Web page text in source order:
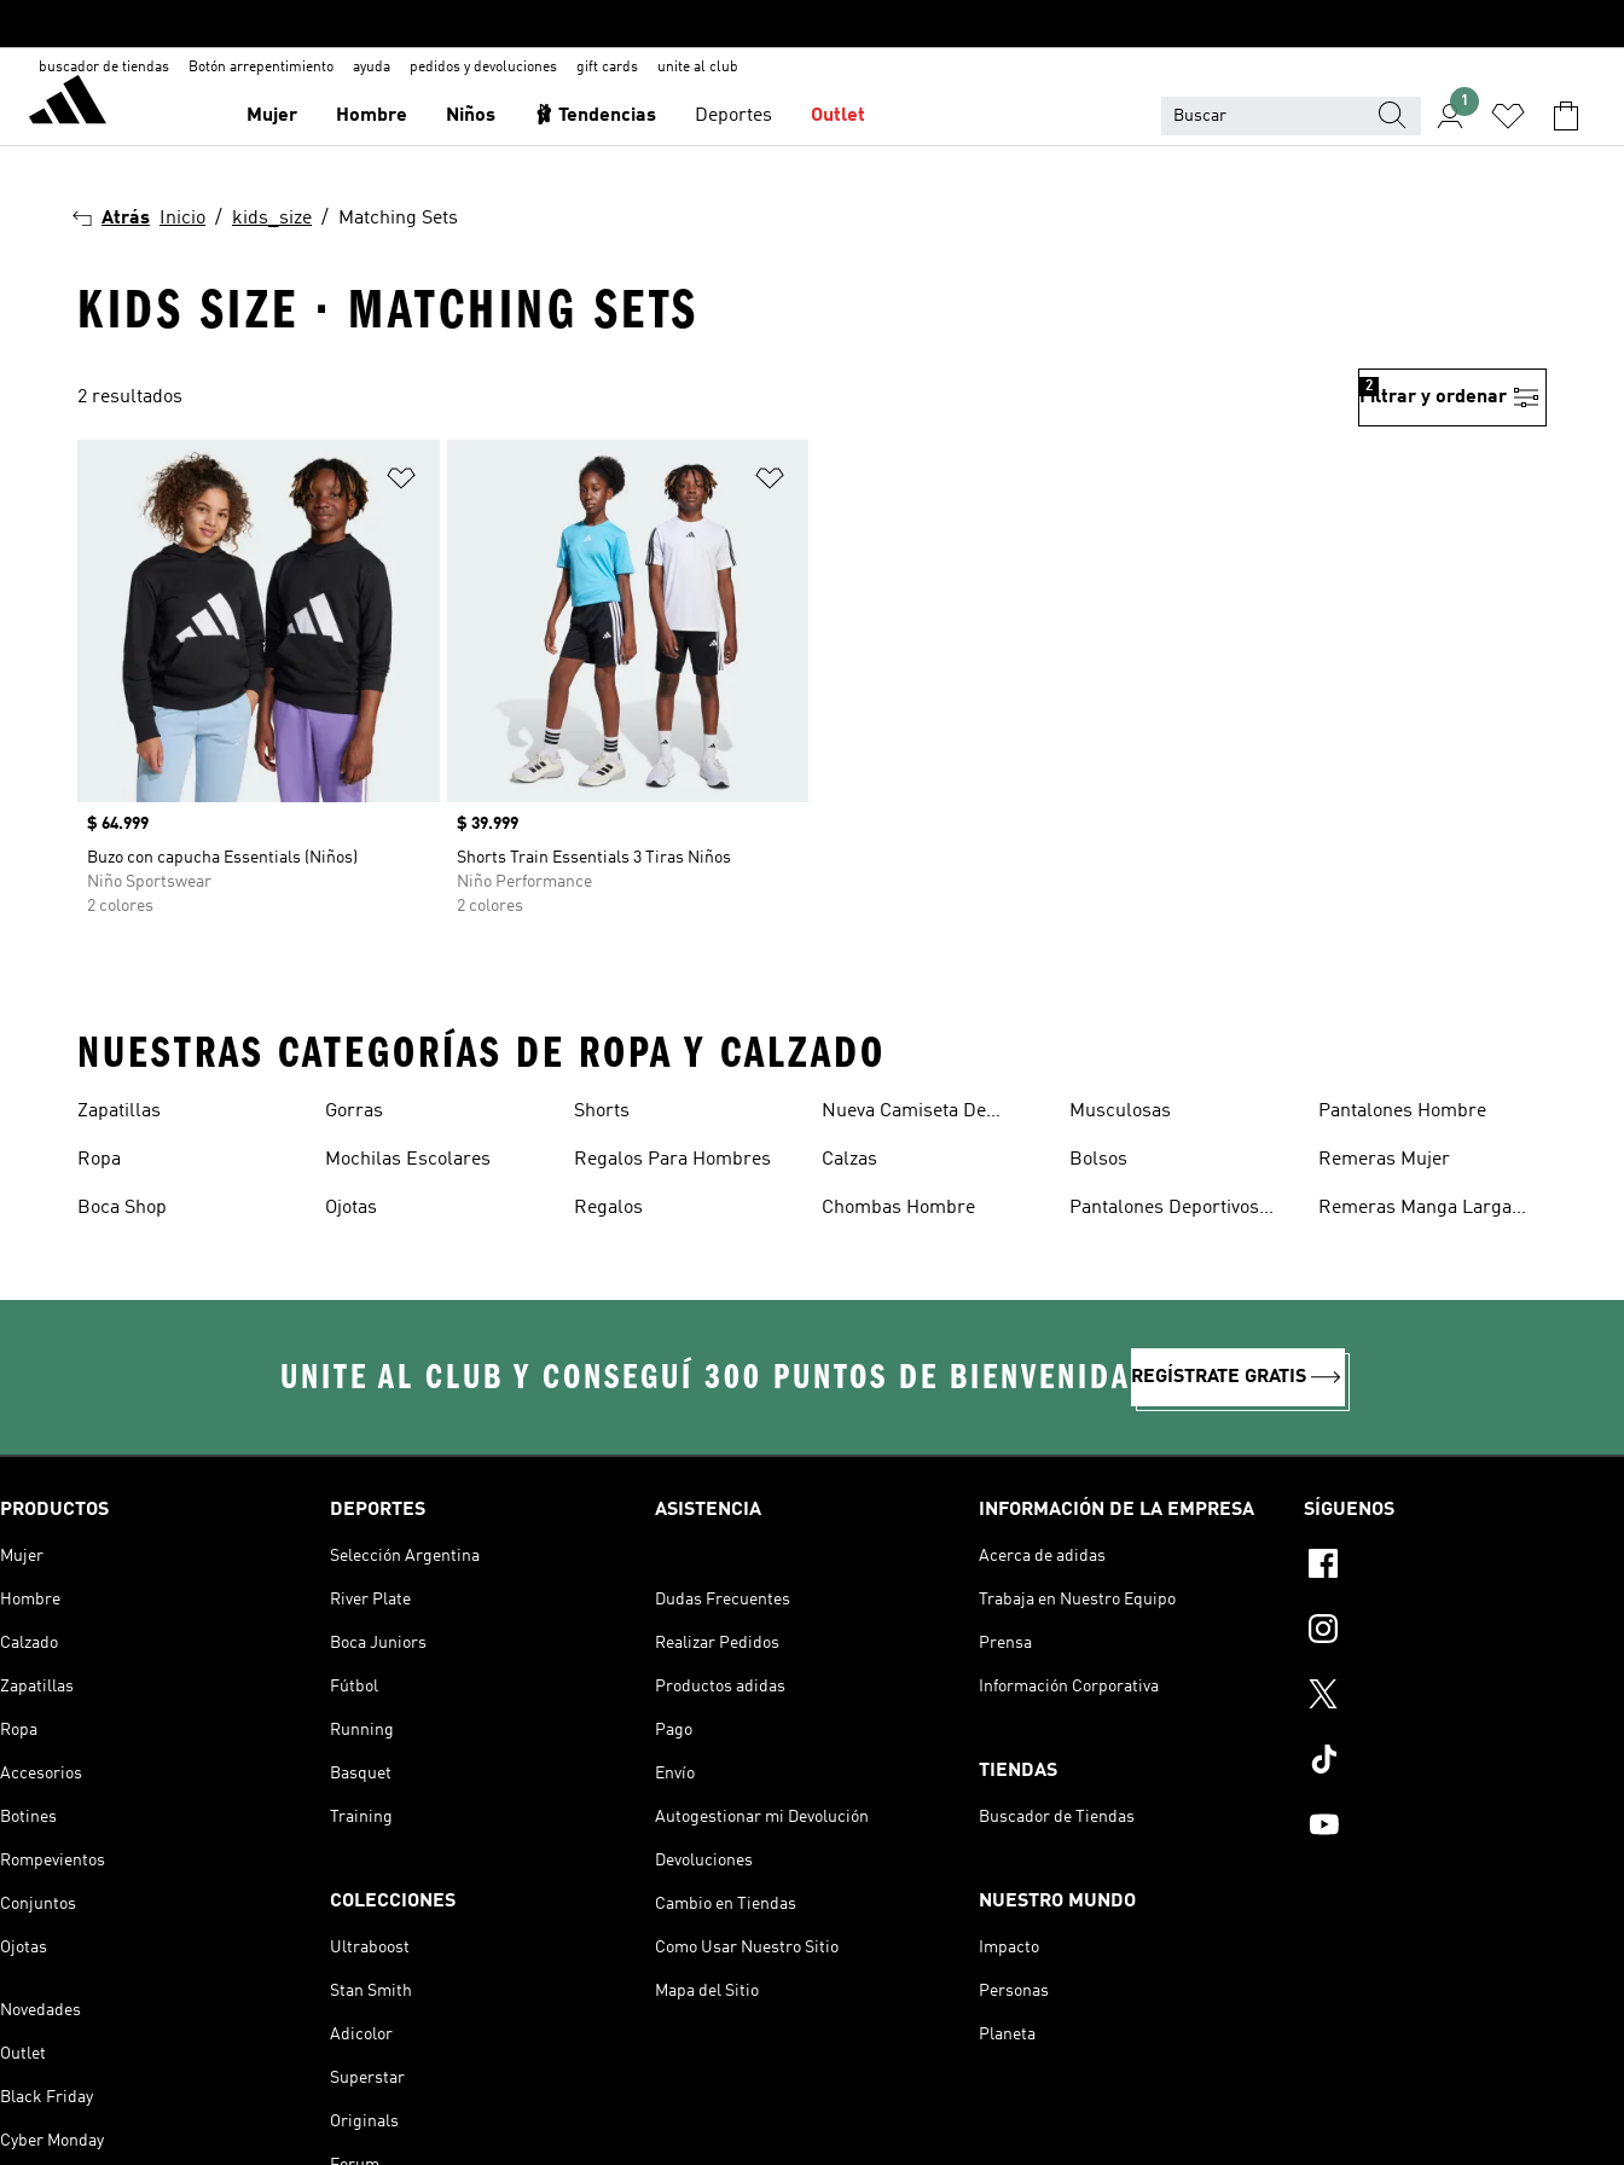
buscador de tiendas Botón arrepentimiento ayuda pedidos y devoluciones gift cards unite al club
Mujer Hombre Niños 🩰 Tendencias Deportes Outlet
1
Atrás Inicio kids_size Matching Sets
KIDS SIZE · MATCHING SETS
2 resultados Filtrar y ordenar
2
Añadir a la lista de deseos
Precio
$ 64.999
Buzo con capucha Essentials (Niños)
Niño Sportswear
2 colores
Precio
$ 39.999
Shorts Train Essentials 3 Tiras Niños
Niño Performance
2 colores
NUESTRAS CATEGORÍAS DE ROPA Y CALZADO
Zapatillas
Ropa
Boca Shop
Gorras
Mochilas Escolares
Ojotas
Shorts
Regalos Para Hombres
Regalos
Nueva Camiseta De
Calzas
Chombas Hombre
Musculosas
Bolsos
Pantalones Deportivos
Pantalones Hombre
Remeras Mujer
Remeras Manga Larga
UNITE AL CLUB Y CONSEGUÍ 300 PUNTOS DE BIENVENIDA REGÍSTRATE GRATIS
PRODUCTOS
Mujer
Hombre
Calzado
Zapatillas
Ropa
Accesorios
Botines
Rompevientos
Conjuntos
Ojotas
Novedades
Outlet
Black Friday
Cyber Monday
DEPORTES
Selección Argentina
River Plate
Boca Juniors
Fútbol
Running
Basquet
Training
COLECCIONES
Ultraboost
Stan Smith
Adicolor
Superstar
Originals
ASISTENCIA
Dudas Frecuentes
Realizar Pedidos
Productos adidas
Pago
Envío
Autogestionar mi Devolución
Devoluciones
Cambio en Tiendas
Como Usar Nuestro Sitio
Mapa del Sitio
INFORMACIÓN DE LA EMPRESA
Acerca de adidas
Trabaja en Nuestro Equipo
Prensa
Información Corporativa
TIENDAS
Buscador de Tiendas
NUESTRO MUNDO
Impacto
Personas
Planeta
SÍGUENOS